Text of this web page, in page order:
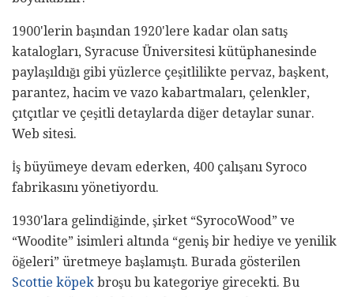
1900'lerin başından 1920'lere kadar olan satış
katalogları, Syracuse Üniversitesi kütüphanesinde
paylaşıldığı gibi yüzlerce çeşitlilikte pervaz, başkent,
parantez, hacim ve vazo kabartmaları, çelenkler,
çıtçıtlar ve çeşitli detaylarda diğer detaylar sunar.
Web sitesi.
İş büyümeye devam ederken, 400 çalışanı Syroco
fabrikasını yönetiyordu.
1930'lara gelindiğinde, şirket “SyrocoWood” ve
“Woodite” isimleri altında “geniş bir hediye ve yenilik
öğeleri” üretmeye başlamıştı. Burada gösterilen
Scottie köpek broşu bu kategoriye girecekti. Bu